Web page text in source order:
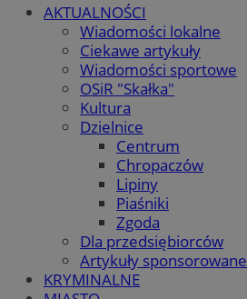
AKTUALNOŚCI
Wiadomości lokalne
Ciekawe artykuły
Wiadomości sportowe
OSiR "Skałka"
Kultura
Dzielnice
Centrum
Chropaczów
Lipiny
Piaśniki
Zgoda
Dla przedsiębiorców
Artykuły sponsorowane
KRYMINALNE